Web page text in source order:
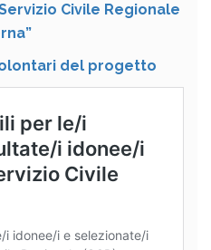
Civile Regionale
del progetto